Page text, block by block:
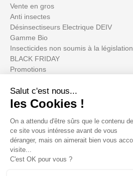
Vente en gros
Anti insectes
Désinsectiseurs Electrique DEIV
Gamme Bio
Insecticides non soumis à la législation
BLACK FRIDAY
Promotions
Votre compte
Informations